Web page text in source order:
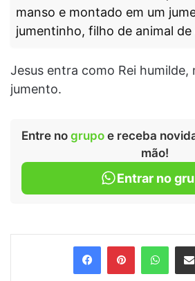
manso e montado em um
jumentinho, filho de animal de
Jesus entra como Rei humilde,
jumento.
Entre no grupo e receba
mão!
Entrar no
FacebookPinterest